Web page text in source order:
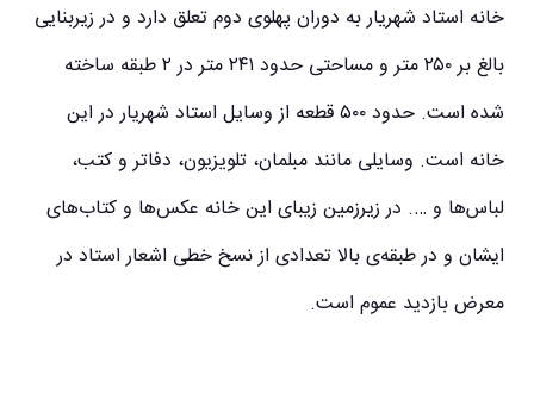
خانه استاد شهریار به دوران پهلوی دوم تعلق دارد و در زیربنایی
بالغ بر ۲۵۰ متر و مساحتی حدود ۲۴۱ متر در ۲ طبقه ساخته
شده‌ است. حدود ۵۰۰ قطعه از وسایل استاد شهریار در این
خانه است. وسایلی مانند مبلمان، تلویزیون، دفاتر و کتب،
لباس‌ها و …. در زیرزمین زیبای این خانه عکس‌ها و کتاب‌های
ایشان و در طبقه‌ی بالا تعدادی از نسخ خطی اشعار استاد در
معرض بازدید عموم است.